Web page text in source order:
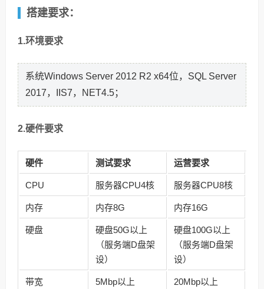
搭建要求：
1.环境要求
系统Windows Server 2012 R2 x64位，SQL Server
2017，IIS7，NET4.5；
2.硬件要求
硬件 测试要求 运营要求
CPU 服务器CPU4核 服务器CPU8核
内存 内存8G 内存16G
硬盘
硬盘50G以上
（服务端D盘架
设）
硬盘100G以上
（服务端D盘架
设）
带宽 5Mbp以上 20Mbp以上